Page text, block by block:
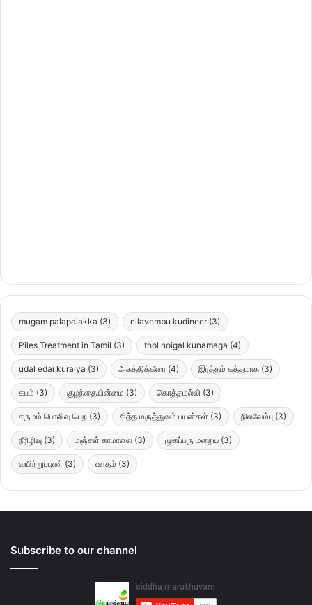
mugam palapalakka (3) nilavembu kudineer (3)
Piles Treatment in Tamil (3) thol noigal kunamaga (4)
udal edai kuraiya (3) அகத்திக்கீரை (4) இரத்தம் சுத்தமாக (3)
கபம் (3) குழந்தையின்மை (3) கொத்தமல்லி (3)
சருமம் பொலிவு பெற (3) சித்த மருத்துவம் பயன்கள் (3) நிலவேம்பு (3)
நீரிழிவு (3) மஞ்சள் காமாலை (3) முகப்பரு மறைய (3)
வயிற்றுப்புண் (3) வாதம் (3)
Subscribe to our channel